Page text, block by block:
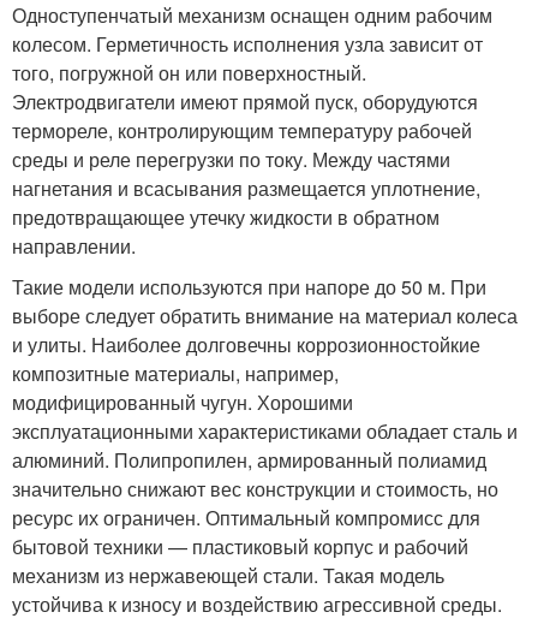
Одноступенчатый механизм оснащен одним рабочим
колесом. Герметичность исполнения узла зависит от
того, погружной он или поверхностный.
Электродвигатели имеют прямой пуск, оборудуются
термореле, контролирующим температуру рабочей
среды и реле перегрузки по току. Между частями
нагнетания и всасывания размещается уплотнение,
предотвращающее утечку жидкости в обратном
направлении.
Такие модели используются при напоре до 50 м. При
выборе следует обратить внимание на материал колеса
и улиты. Наиболее долговечны коррозионностойкие
композитные материалы, например,
модифицированный чугун. Хорошими
эксплуатационными характеристиками обладает сталь и
алюминий. Полипропилен, армированный полиамид
значительно снижают вес конструкции и стоимость, но
ресурс их ограничен. Оптимальный компромисс для
бытовой техники — пластиковый корпус и рабочий
механизм из нержавеющей стали. Такая модель
устойчива к износу и воздействию агрессивной среды.